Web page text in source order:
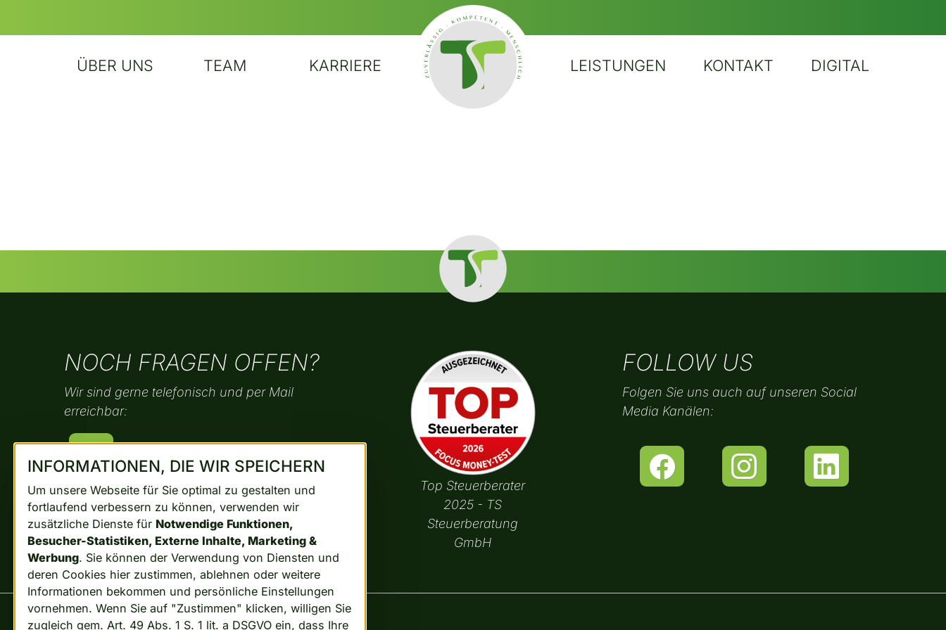
ÜBER UNS TEAM KARRIERE
STARTSEITE
LEISTUNGEN KONTAKT DIGITAL
NOCH FRAGEN OFFEN?
Wir sind gerne telefonisch und per Mail
erreichbar:
info@ts.gmbh
0271 393 370
0271 393 3720
Top Steuerberater
2025 - TS
Steuerberatung
GmbH
FOLLOW US
Folgen Sie uns auch auf unseren Social
Media Kanälen:
INFORMATIONEN, DIE WIR SPEICHERN
Um unsere Webseite für Sie optimal zu gestalten und
fortlaufend verbessern zu können, verwenden wir
zusätzliche Dienste für Notwendige Funktionen,
Besucher-Statistiken, Externe Inhalte, Marketing &
Werbung. Sie können der Verwendung von Diensten und
deren Cookies hier zustimmen, ablehnen oder weitere
Informationen bekommen und persönliche Einstellungen
vornehmen. Wenn Sie auf "Zustimmen" klicken, willigen Sie
zugleich gem. Art. 49 Abs. 1 S. 1 lit. a DSGVO ein, dass Ihre